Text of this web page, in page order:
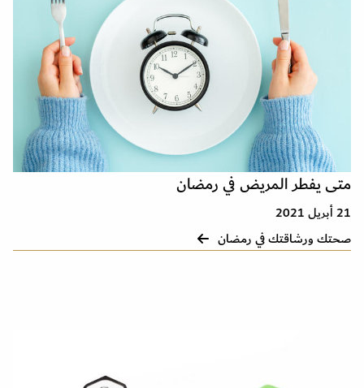
متى يفطر المريض في رمضان
21 أبريل 2021
صحتك ورشاقتك في رمضان